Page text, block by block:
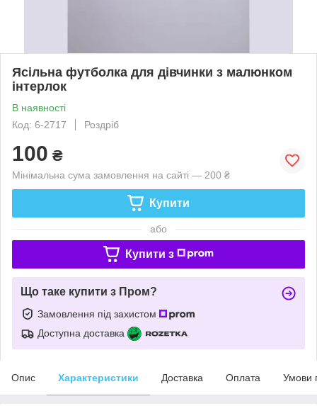
Ясільна футболка для дівчинки з малюнком
інтерлок
В наявності
Код: 6-2717
Роздріб
100 ₴
Мінімальна сума замовлення на сайті — 200 ₴
Купити
або
Купити з
Що таке купити з Пром?
Замовлення під захистом
Доступна доставка
Опис Характеристики Доставка Оплата Умови